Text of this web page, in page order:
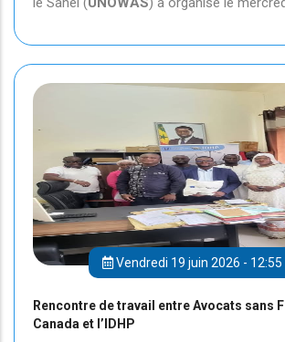
Vendredi 19 juin 2026 - 12:55
Rencontre de travail entre Avocats sans
Canada et l’IDHP